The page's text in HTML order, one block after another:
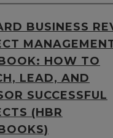
BUSINESS
HOW TO
LEAD, AND
SUCCESSFUL
(HBR